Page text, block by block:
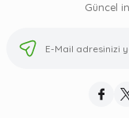
Güncel